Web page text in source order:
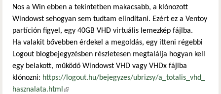
Nos a Win ebben a tekintetben makacsabb, a klónozott
Windowst sehogyan sem tudtam elindítani. Ezért ez a Ventoy
partíción figyel, egy 40GB VHD virtuális lemezkép fájlba.
Ha valakit bővebben érdekel a megoldás, egy itteni régebbi
Logout blogbejegyzésben részletesen megtalálja hogyan kell
egy belakott, működő Windowst VHD vagy VHDx fájlba
klónozni: https://logout.hu/bejegyzes/ubrizsy/a_totalis_vhd_
hasznalata.html (külső hivatkozás)